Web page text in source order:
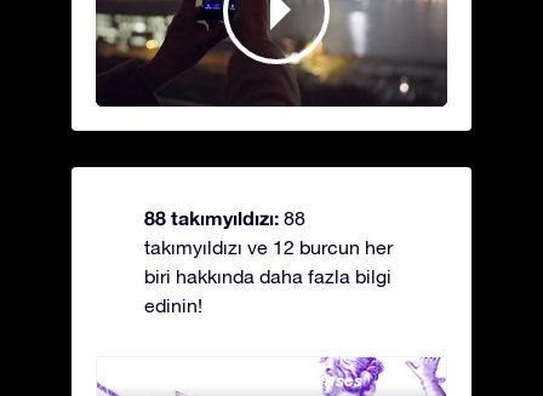
88 takımyıldızı: 88
takımyıldızı ve 12 burcun her
biri hakkında daha fazla bilgi
edinin!
Andromeda - Zincirli Prenses